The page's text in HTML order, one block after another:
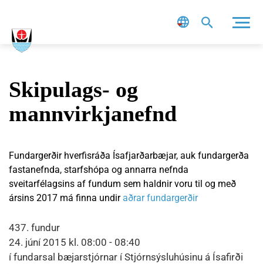
Skipulags- og
mannvirkjanefnd
Fundargerðir hverfisráða Ísafjarðarbæjar, auk fundargerða
fastanefnda, starfshópa og annarra nefnda
sveitarfélagsins af fundum sem haldnir voru til og með
ársins 2017 má finna undir aðrar fundargerðir
437. fundur
24. júní 2015 kl. 08:00 - 08:40
í fundarsal bæjarstjórnar í Stjórnsýsluhúsinu á Ísafirði